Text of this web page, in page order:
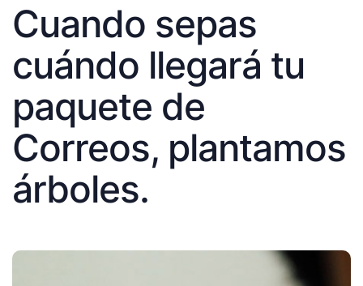
Cuando sepas
cuándo llegará tu
paquete de
Correos, plantamos
árboles.